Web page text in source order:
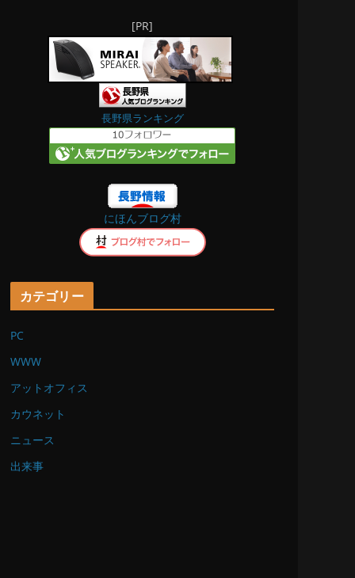
c
e
o
n
e
[PR]
長野県ランキング
にほんブログ村
カテゴリー
PC
WWW
アットオフィス
カウネット
ニュース
出来事